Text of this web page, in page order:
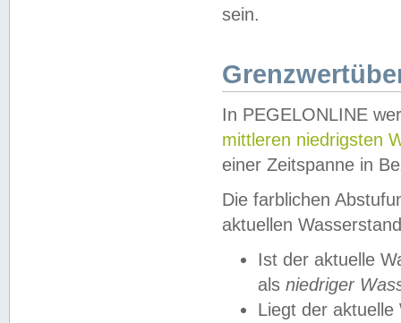
sein.
In PEGELONLINE
mittleren niedrigsten
einer Zeitspanne in
Die farblichen
aktuellen
Ist der aktuelle
als niedriger
Liegt der